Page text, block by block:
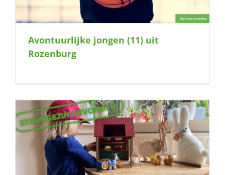
Avontuurlijke jongen (11) uit
Rozenburg